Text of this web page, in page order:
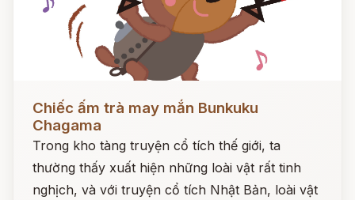
Đọc ngay
Chiếc ấm trà may mắn Bunkuku
Chagama
Trong kho tàng truyện cổ tích thế giới, ta
thường thấy xuất hiện những loài vật rất tinh
nghịch, và với truyện cổ tích Nhật Bản, loài vật